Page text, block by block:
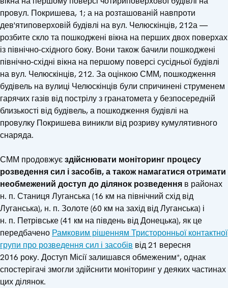
провул. Покришева, 1; а на розташованій навпроти
дев'ятиповерховій будівлі на вул. Челюскінців, 212а —
розбите скло та пошкоджені вікна на перших двох поверхах
із північно-східного боку. Вони також бачили пошкоджені
північно-східні вікна на першому поверсі сусідньої будівлі
на вул. Челюскінців, 212. За оцінкою СММ, пошкодження
будівель на вулиці Челюскінців були спричинені струменем
гарячих газів від пострілу з гранатомета у безпосередній
близькості від будівель, а пошкодження будівлі на
провулку Покришева виникли від розриву кумулятивного
снаряда.
СММ продовжуєздійснювати моніторинг процесу
розведення сил і засобів, а також намагатися отримати
необмежений доступ до ділянок розведення в районах
н. п. Станиця Луганська (16 км на північний схід від
Луганська), н. п. Золоте (60 км на захід від Луганська) і
н. п. Петрівське (41 км на південь від Донецька), як це
передбачено Рамковим рішенням Тристоронньої контактної
групи про розведення сил і засобів від 21 вересня
2016 року. Доступ Місії залишався обмеженим*, однак
спостерігачі змогли здійснити моніторинг у деяких частинах
цих ділянок.